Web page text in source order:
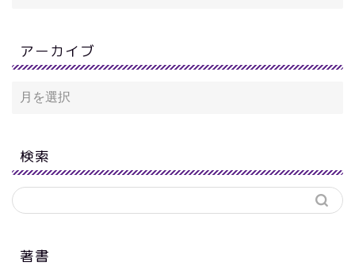
アーカイブ
検索
著書